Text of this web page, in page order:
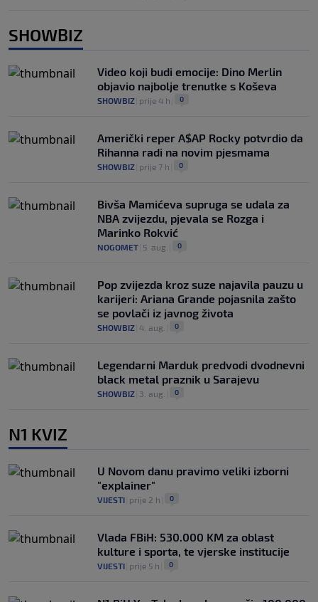
SHOWBIZ
Video koji budi emocije: Dino Merlin
objavio najbolje trenutke s Koševa
SHOWBIZ prije 4 h 0
Američki reper A$AP Rocky potvrdio da
Rihanna radi na novim pjesmama
SHOWBIZ prije 7 h 0
Bivša Mamićeva supruga se udala za
NBA zvijezdu, pjevala se Rozga i
Marinko Rokvić
NOGOMET 5. aug. 0
Pop zvijezda kroz suze najavila pauzu u
karijeri: Ariana Grande pojasnila zašto
se povlači iz javnog života
SHOWBIZ 4. aug. 0
Legendarni Marduk predvodi dvodnevni
black metal praznik u Sarajevu
SHOWBIZ 3. aug. 0
N1 KVIZ
U Novom danu pravimo veliki izborni
"explainer"
VIJESTI prije 2 h 0
Vlada FBiH: 530.000 KM za oblast
kulture i sporta, te vjerske institucije
VIJESTI prije 5 h 0